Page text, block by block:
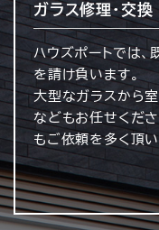
ガラス修理・交換
ハウズポートでは、
を請け負います。
大型なガラスから
などもお任せくだ
もご依頼を多く頂い